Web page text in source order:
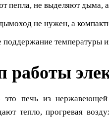
пепла, не выделяют дыма,
не нужен, а
поддержание температуры
работы
это печь из
тепло, прогревая